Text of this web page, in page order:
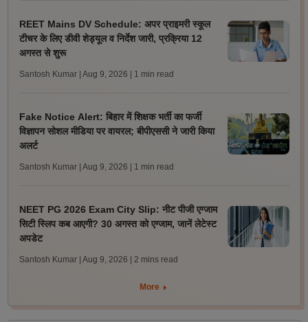
REET Mains DV Schedule: अपर प्राइमरी स्कूल
टीचर के लिए डीवी शेड्यूल व निर्देश जारी, प्रक्रिया 12
अगस्त से शुरू
Santosh Kumar | Aug 9, 2026 | 1 min read
Fake Notice Alert: बिहार में शिक्षक भर्ती का फर्जी
विज्ञापन सोशल मीडिया पर वायरल; बीपीएससी ने जारी किया
अलर्ट
Santosh Kumar | Aug 9, 2026 | 1 min read
NEET PG 2026 Exam City Slip: नीट पीजी एग्जाम
सिटी स्लिप कब आएगी? 30 अगस्त को एग्जाम, जानें लेटेस्ट
अपडेट
Santosh Kumar | Aug 9, 2026 | 2 mins read
More